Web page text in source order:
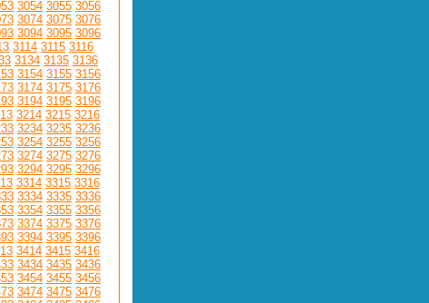
3054 3055 3056
3074 3075 3076
3094 3095 3096
3114 3115 3116
3134 3135 3136
3154 3155 3156
3174 3175 3176
3194 3195 3196
3214 3215 3216
3234 3235 3236
3254 3255 3256
3274 3275 3276
3294 3295 3296
3314 3315 3316
3334 3335 3336
3354 3355 3356
3374 3375 3376
3394 3395 3396
3414 3415 3416
3434 3435 3436
3454 3455 3456
3474 3475 3476